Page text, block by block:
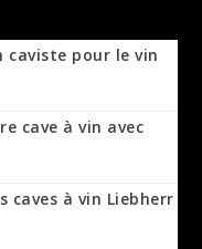
caviste pour le vin
cave à vin avec
caves à vin Liebherr